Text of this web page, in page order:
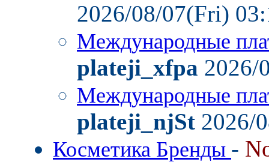
2026/08/07(Fri)
Международные
plateji_xfpa 2026/
Международные
plateji_njSt 2026/
Косметика Бренды -